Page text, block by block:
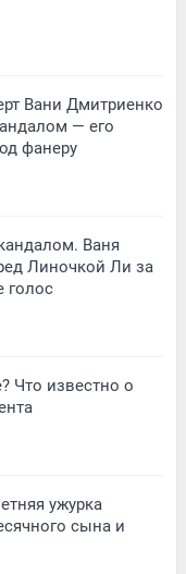
Вани Дмитриенко
— его
фанеру
Ваня
Линочкой Ли за
голос
Что известно о
ужурка
сына и